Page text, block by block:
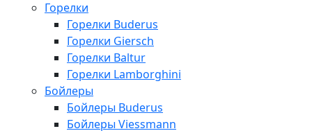
Горелки
Горелки Buderus
Горелки Giersch
Горелки Baltur
Горелки Lamborghini
Бойлеры
Бойлеры Buderus
Бойлеры Viessmann